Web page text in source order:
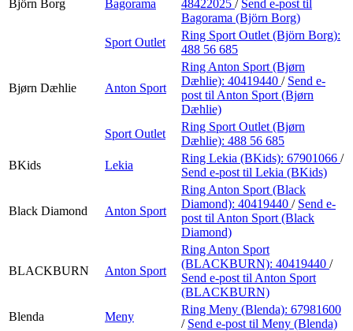
Björn Borg Bagorama
48422025 / Send e-post til
Bagorama (Björn Borg)
Sport Outlet
Ring Sport Outlet (Björn Borg):
488 56 685
Bjørn Dæhlie Anton Sport
Ring Anton Sport (Bjørn
Dæhlie): 40419440 / Send e-
post til Anton Sport (Bjørn
Dæhlie)
Sport Outlet
Ring Sport Outlet (Bjørn
Dæhlie): 488 56 685
BKids
Lekia
Ring Lekia (BKids): 67901066 /
Send e-post til Lekia (BKids)
Black Diamond Anton Sport
Ring Anton Sport (Black
Diamond): 40419440 / Send e-
post til Anton Sport (Black
Diamond)
BLACKBURN Anton Sport
Ring Anton Sport
(BLACKBURN): 40419440 /
Send e-post til Anton Sport
(BLACKBURN)
Blenda
Meny
Ring Meny (Blenda): 67981600
/ Send e-post til Meny (Blenda)